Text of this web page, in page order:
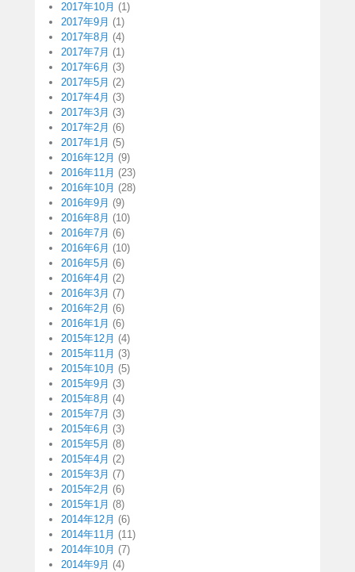
2017年10月 (1)
2017年9月 (1)
2017年8月 (4)
2017年7月 (1)
2017年6月 (3)
2017年5月 (2)
2017年4月 (3)
2017年3月 (3)
2017年2月 (6)
2017年1月 (5)
2016年12月 (9)
2016年11月 (23)
2016年10月 (28)
2016年9月 (9)
2016年8月 (10)
2016年7月 (6)
2016年6月 (10)
2016年5月 (6)
2016年4月 (2)
2016年3月 (7)
2016年2月 (6)
2016年1月 (6)
2015年12月 (4)
2015年11月 (3)
2015年10月 (5)
2015年9月 (3)
2015年8月 (4)
2015年7月 (3)
2015年6月 (3)
2015年5月 (8)
2015年4月 (2)
2015年3月 (7)
2015年2月 (6)
2015年1月 (8)
2014年12月 (6)
2014年11月 (11)
2014年10月 (7)
2014年9月 (4)